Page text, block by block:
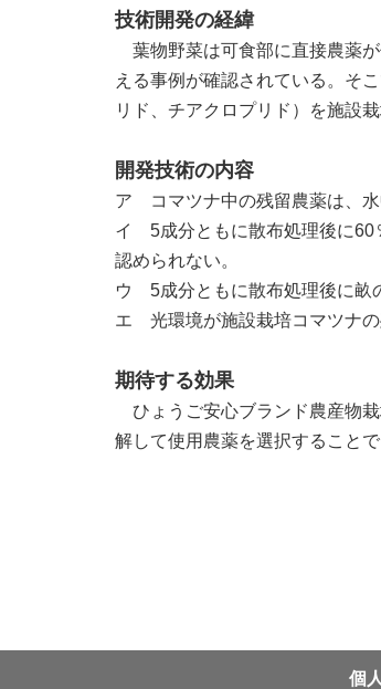
技術開発の経緯
葉物野菜は可食部に直接農薬
える事例が確認されている。そ
リド、チアクロプリド）を施設
開発技術の内容
ア コマツナ中の残留農薬は、水
イ 5成分ともに散布処理後に60
認められない。
ウ 5成分ともに散布処理後に
エ 光環境が施設栽培コマツナの
期待する効果
ひょうご安心ブランド農産物
解して使用農薬を選択すること
個